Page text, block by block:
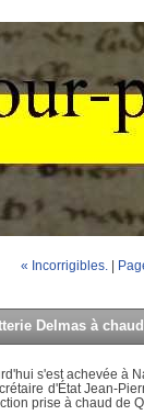
« Incorrigibles. |
Delmas à
s'est achevée à
d'État Jean-
prise à chaud de